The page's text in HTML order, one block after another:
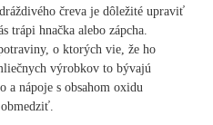
čreva je dôležité upraviť
trápi hnačka alebo zápcha.
o ktorých vie, že ho
výrobkov to bývajú
a nápoje s obsahom oxidu